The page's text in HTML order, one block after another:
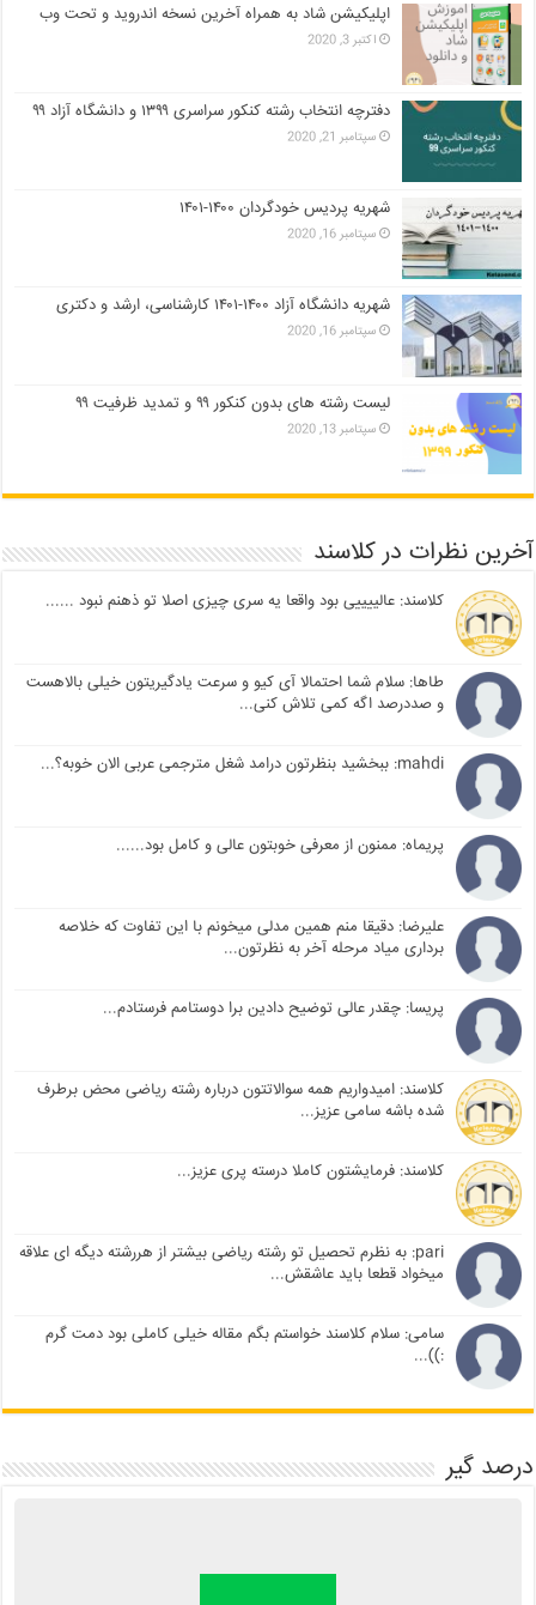
اپلیکیشن شاد به همراه آخرین نسخه اندروید و تحت وب
اکتبر 3, 2020
دفترچه انتخاب رشته کنکور سراسری ۱۳۹۹ و دانشگاه آزاد ۹۹
سپتامبر 21, 2020
شهریه پردیس خودگردان ۱۴۰۰-۱۴۰۱
سپتامبر 16, 2020
شهریه دانشگاه آزاد ۱۴۰۰-۱۴۰۱ کارشناسی، ارشد و دکتری
سپتامبر 16, 2020
لیست رشته های بدون کنکور ۹۹ و تمدید ظرفیت ۹۹
سپتامبر 13, 2020
آخرین نظرات در کلاسند
کلاسند: عالییییی بود واقعا یه سری چیزی اصلا تو ذهنم نبود ......
طاها: سلام شما احتمالا آی کیو و سرعت یادگیریتون خیلی بالاهست
و صددرصد اگه کمی تلاش کنی...
mahdi: ببخشید بنظرتون درامد شغل مترجمی عربی الان خوبه؟...
پریماه: ممنون از معرفی خوبتون عالی و کامل بود......
علیرضا: دقیقا منم همین مدلی میخونم با این تفاوت که خلاصه
برداری میاد مرحله آخر به نظرتون...
پریسا: چقدر عالی توضیح دادین برا دوستامم فرستادم...
کلاسند: امیدواریم همه سوالاتتون درباره رشته ریاضی محض برطرف
شده باشه سامی عزیز...
کلاسند: فرمایشتون کاملا درسته پری عزیز...
pari: به نظرم تحصیل تو رشته ریاضی بیشتر از هررشته دیگه ای علاقه
میخواد قطعا باید عاشقش...
سامی: سلام کلاسند خواستم بگم مقاله خیلی کاملی بود دمت گرم
:))...
درصد گیر